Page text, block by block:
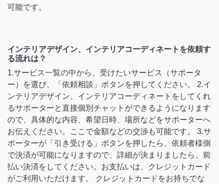
可能です。
インテリアデザイン、インテリアコーディネートを依頼す
る流れは？
1.サービス一覧の中から、受けたいサービス（サポータ
ー）を選び、「依頼相談」ボタンを押してください。 2.イ
ンテリアデザイン、インテリアコーディネートをしてくれ
るサポーターと直接個別チャットができるようになります
ので、具体的な内容、希望日時、場所などをサポーターへ
お伝えください。ここで金額などの交渉も可能です。 3.サ
ポーターが「引き受ける」ボタンを押したら、依頼者様側
で決済が可能になりますので、詳細が決まりましたら、前
払い決済をしてください。お支払いは、クレジットカード
がご利用いただけます。 クレジットカードをお持ちでな